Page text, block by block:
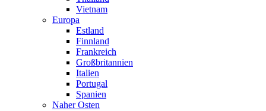
Vietnam
Europa
Estland
Finnland
Frankreich
Großbritannien
Italien
Portugal
Spanien
Naher Osten